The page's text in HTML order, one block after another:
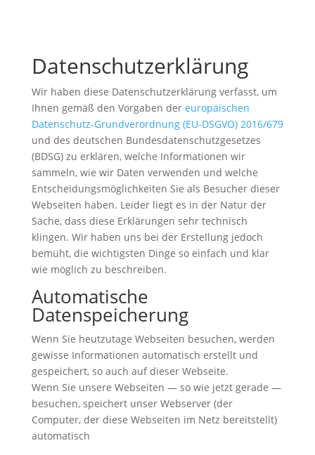
Datenschutzerklärung
Wir haben diese Datenschutzerklärung verfasst, um
Ihnen gemäß den Vorgaben der europäischen
Datenschutz-Grundverordnung (EU-DSGVO) 2016/679
und des deutschen Bundesdatenschutzgesetzes
(BDSG) zu erklären, welche Informationen wir
sammeln, wie wir Daten verwenden und welche
Entscheidungsmöglichkeiten Sie als Besucher dieser
Webseiten haben. Leider liegt es in der Natur der
Sache, dass diese Erklärungen sehr technisch
klingen. Wir haben uns bei der Erstellung jedoch
bemüht, die wichtigsten Dinge so einfach und klar
wie möglich zu beschreiben.
Automatische
Datenspeicherung
Wenn Sie heutzutage Webseiten besuchen, werden
gewisse Informationen automatisch erstellt und
gespeichert, so auch auf dieser Webseite.
Wenn Sie unsere Webseiten — so wie jetzt gerade —
besuchen, speichert unser Webserver (der
Computer, der diese Webseiten im Netz bereitstellt)
automatisch